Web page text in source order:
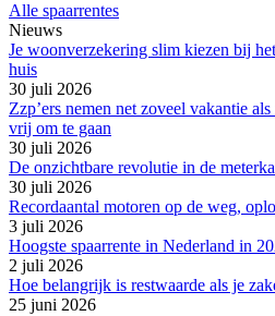
Alle spaarrentes
Nieuws
Je woonverzekering slim kiezen bij
huis
30 juli 2026
Zzp’ers nemen net zoveel vakantie
vrij om te gaan
30 juli 2026
De onzichtbare revolutie in de
30 juli 2026
Recordaantal motoren op de weg,
3 juli 2026
Hoogste spaarrente in Nederland in
2 juli 2026
Hoe belangrijk is restwaarde als je
25 juni 2026